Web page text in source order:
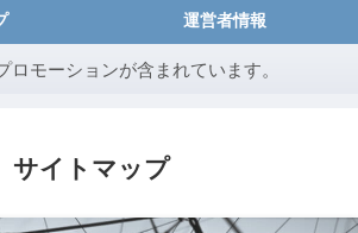
運営者情報
ロモーションが含まれています。
サイトマップ